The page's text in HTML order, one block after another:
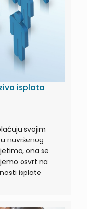
isplata
svojim
navršenog
ona se
osvrt na
isplate